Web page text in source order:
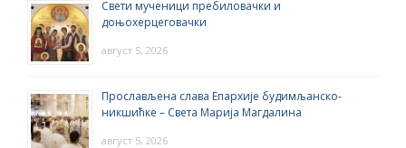
Свети мученици пребиловачки и
доњохерцеговачки
август 5, 2026
Прослављена слава Епархије будимљанско-
никшићке – Света Марија Магдалина
август 5, 2026